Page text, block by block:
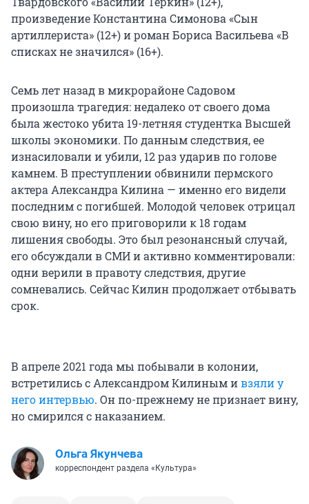
произведение Константина Симонова «Сын
артиллериста» (12+) и роман Бориса Васильева «В
списках не значился» (16+).
Семь лет назад в микрорайоне Садовом
произошла трагедия: недалеко от своего дома
была жестоко убита 19-летняя студентка Высшей
школы экономики. По данным следствия, ее
изнасиловали и убили, 12 раз ударив по голове
камнем. В преступлении обвинили пермского
актера Александра Килина — именно его видели
последним с погибшей. Молодой человек отрицал
свою вину, но его приговорили к 18 годам
лишения свободы. Это был резонансный случай,
его обсуждали в СМИ и активно комментировали:
одни верили в правоту следствия, другие
сомневались. Сейчас Килин продолжает отбывать
срок.
В апреле 2021 года мы побывали в колонии,
встретились с Александром Килиным ивзяли у
него интервью. Он по-прежнему не признает вину,
но смирился с наказанием.
Ольга Якунчева
корреспондент раздела «Культура»